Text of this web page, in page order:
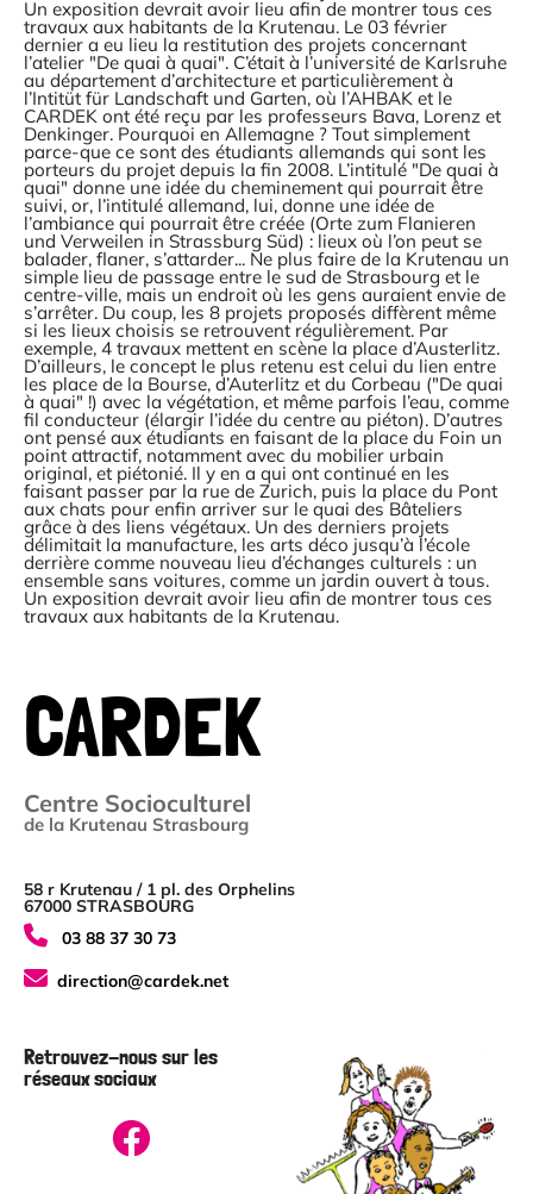
Un exposition devrait avoir lieu afin de montrer tous ces
travaux aux habitants de la Krutenau. Le 03 février
dernier a eu lieu la restitution des projets concernant
l’atelier "De quai à quai". C’était à l’université de Karlsruhe
au département d’architecture et particulièrement à
l’Intitüt für Landschaft und Garten, où l’AHBAK et le
CARDEK ont été reçu par les professeurs Bava, Lorenz et
Denkinger. Pourquoi en Allemagne ? Tout simplement
parce-que ce sont des étudiants allemands qui sont les
porteurs du projet depuis la fin 2008. L’intitulé "De quai à
quai" donne une idée du cheminement qui pourrait être
suivi, or, l’intitulé allemand, lui, donne une idée de
l’ambiance qui pourrait être créée (Orte zum Flanieren
und Verweilen in Strassburg Süd) : lieux où l’on peut se
balader, flaner, s’attarder... Ne plus faire de la Krutenau un
simple lieu de passage entre le sud de Strasbourg et le
centre-ville, mais un endroit où les gens auraient envie de
s’arrêter. Du coup, les 8 projets proposés diffèrent même
si les lieux choisis se retrouvent régulièrement. Par
exemple, 4 travaux mettent en scène la place d’Austerlitz.
D’ailleurs, le concept le plus retenu est celui du lien entre
les place de la Bourse, d’Auterlitz et du Corbeau ("De quai
à quai" !) avec la végétation, et même parfois l’eau, comme
fil conducteur (élargir l’idée du centre au piéton). D’autres
ont pensé aux étudiants en faisant de la place du Foin un
point attractif, notamment avec du mobilier urbain
original, et piétonié. Il y en a qui ont continué en les
faisant passer par la rue de Zurich, puis la place du Pont
aux chats pour enfin arriver sur le quai des Bâteliers
grâce à des liens végétaux. Un des derniers projets
délimitait la manufacture, les arts déco jusqu’à l’école
derrière comme nouveau lieu d’échanges culturels : un
ensemble sans voitures, comme un jardin ouvert à tous.
Un exposition devrait avoir lieu afin de montrer tous ces
travaux aux habitants de la Krutenau.
CARDEK
Centre Socioculturel
de la Krutenau Strasbourg
58 r Krutenau / 1 pl. des Orphelins
67000 STRASBOURG
03 88 37 30 73
direction@cardek.net
Retrouvez-nous sur les
réseaux sociaux